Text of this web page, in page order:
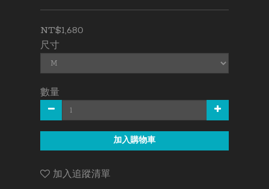
NT$1,680
尺寸
數量
加入購物車
加入追蹤清單